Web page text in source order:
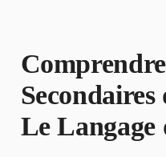
Le Langage